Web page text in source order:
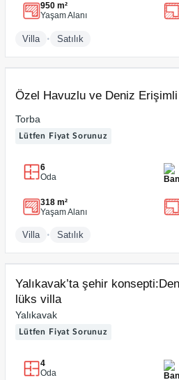
950 m²
Yaşam Alanı
Villa • Satılık
Özel Havuzlu ve Deniz
Torba
Lütfen Fiyat Sorunuz
6
Oda
318 m²
Yaşam Alanı
Villa • Satılık
SATILIK
Yalıkavak’ta şehir
lüks villa
Yalıkavak
Lütfen Fiyat Sorunuz
4
Oda